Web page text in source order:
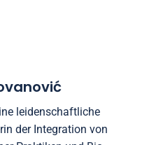
leidenschaftliche
der Integration von